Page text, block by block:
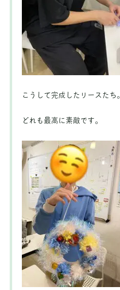
こうして完成したリースたち。
どれも最高に素敵です。